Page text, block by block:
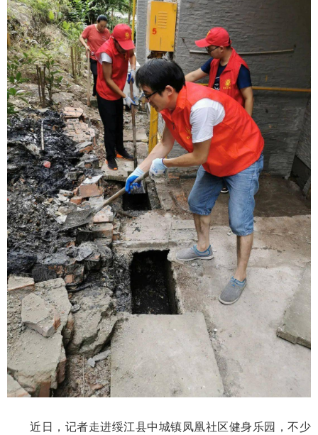
近日，记者走进绥江县中城镇凤凰社区健身乐园，不少